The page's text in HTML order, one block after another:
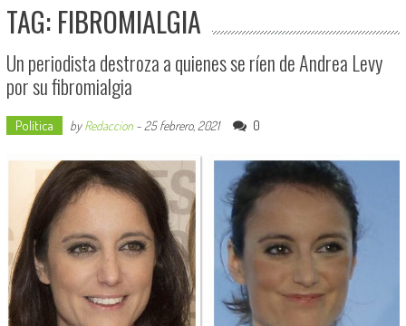
TAG: FIBROMIALGIA
Un periodista destroza a quienes se ríen de Andrea Levy
por su fibromialgia
Política byRedaccion- 25 febrero, 2021 0